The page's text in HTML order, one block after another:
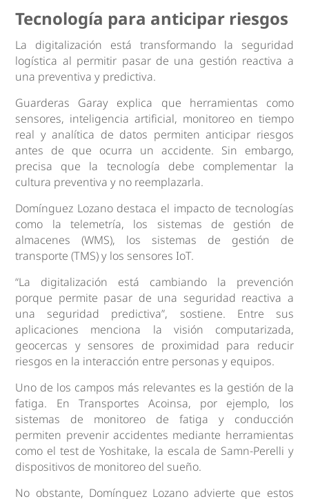
Tecnología para anticipar riesgos
La digitalización está transformando la seguridad
logística al permitir pasar de una gestión reactiva a
una preventiva y predictiva.
Guarderas Garay explica que herramientas como
sensores, inteligencia artificial, monitoreo en tiempo
real y analítica de datos permiten anticipar riesgos
antes de que ocurra un accidente. Sin embargo,
precisa que la tecnología debe complementar la
cultura preventiva y no reemplazarla.
Domínguez Lozano destaca el impacto de tecnologías
como la telemetría, los sistemas de gestión de
almacenes (WMS), los sistemas de gestión de
transporte (TMS) y los sensores IoT.
“La digitalización está cambiando la prevención
porque permite pasar de una seguridad reactiva a
una seguridad predictiva”, sostiene. Entre sus
aplicaciones menciona la visión computarizada,
geocercas y sensores de proximidad para reducir
riesgos en la interacción entre personas y equipos.
Uno de los campos más relevantes es la gestión de la
fatiga. En Transportes Acoinsa, por ejemplo, los
sistemas de monitoreo de fatiga y conducción
permiten prevenir accidentes mediante herramientas
como el test de Yoshitake, la escala de Samn-Perelli y
dispositivos de monitoreo del sueño.
No obstante, Domínguez Lozano advierte que estos